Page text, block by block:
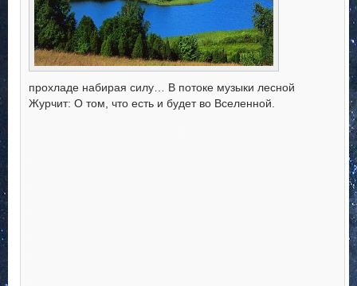
прохладе набирая силу… В потоке музыки лесной
Журчит: О том, что есть и будет во Вселенной.